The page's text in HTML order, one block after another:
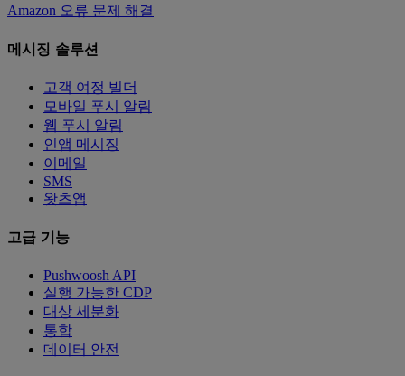
Amazon 오류 문제 해결
메시징 솔루션
고객 여정 빌더
모바일 푸시 알림
웹 푸시 알림
인앱 메시징
이메일
SMS
왓츠앱
고급 기능
Pushwoosh API
실행 가능한 CDP
대상 세분화
통합
데이터 안전